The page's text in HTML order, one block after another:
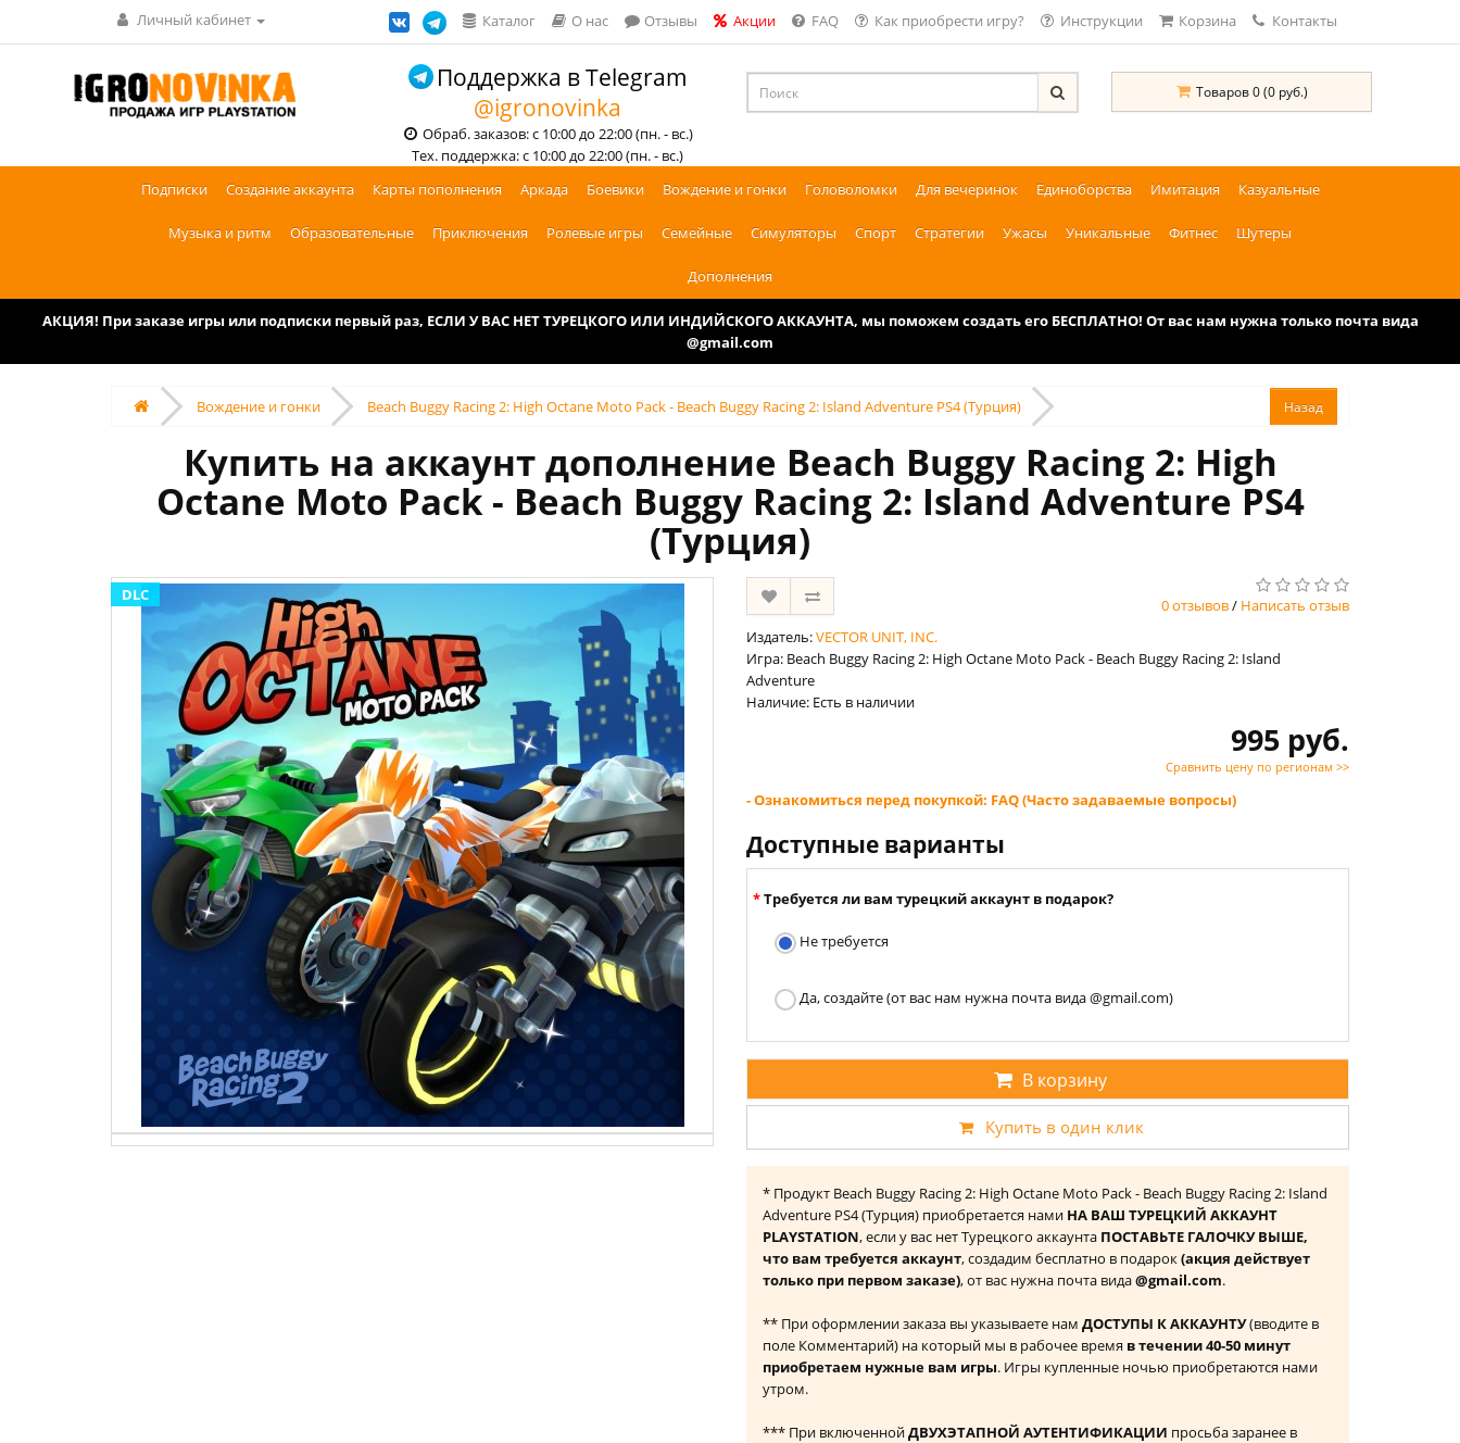
Личный кабинет Каталог О нас Отзывы Акции FAQ Как приобрести игру? Инструкции Корзина Контакты
Поддержка в Telegram
@igronovinka
Обраб. заказов: с 10:00 до 22:00 (пн. - вс.)
Тех. поддержка: с 10:00 до 22:00 (пн. - вс.)
Товаров 0 (0 руб.)
Подписки Создание аккаунта Карты пополнения Аркада Боевики Вождение и гонки Головоломки Для вечеринок Единоборства Имитация Казуальные
Музыка и ритм Образовательные Приключения Ролевые игры Семейные Симуляторы Спорт Стратегии Ужасы Уникальные Фитнес Шутеры
Дополнения
АКЦИЯ! При заказе игры или подписки первый раз, ЕСЛИ У ВАС НЕТ ТУРЕЦКОГО ИЛИ ИНДИЙСКОГО АККАУНТА, мы поможем создать его БЕСПЛАТНО! От вас нам нужна только почта вида
@gmail.com
Вождение и гонки Beach Buggy Racing 2: High Octane Moto Pack - Beach Buggy Racing 2: Island Adventure PS4 (Турция)
Купить на аккаунт дополнение Beach Buggy Racing 2: High
Octane Moto Pack - Beach Buggy Racing 2: Island Adventure PS4
(Турция)
DLC
0 отзывов/ Написать отзыв
Издатель:VECTOR UNIT, INC.
Игра: Beach Buggy Racing 2: High Octane Moto Pack - Beach Buggy Racing 2: Island
Adventure
Наличие: Есть в наличии
995 руб.
Сравнить цену по регионам >>
- Ознакомиться перед покупкой: FAQ (Часто задаваемые вопросы)
Доступные варианты
Требуется ли вам турецкий аккаунт в подарок?
Не требуется
Да, создайте (от вас нам нужна почта вида @gmail.com)
В корзину
Купить в один клик
* Продукт Beach Buggy Racing 2: High Octane Moto Pack - Beach Buggy Racing 2: Island
Adventure PS4 (Турция) приобретается нами НА ВАШ ТУРЕЦКИЙ АККАУНТ
PLAYSTATION, если у вас нет Турецкого аккаунта ПОСТАВЬТЕ ГАЛОЧКУ ВЫШЕ,
что вам требуется аккаунт, создадим бесплатно в подарок(акция действует
только при первом заказе), от вас нужна почта вида@gmail.com.
** При оформлении заказа вы указываете нам ДОСТУПЫ К АККАУНТУ(вводите в
поле Комментарий) на который мы в рабочее время в течении 40-50 минут
приобретаем нужные вам игры. Игры купленные ночью приобретаются нами
утром.
*** При включеннойДВУХЭТАПНОЙ АУТЕНТИФИКАЦИИ просьба заранее в